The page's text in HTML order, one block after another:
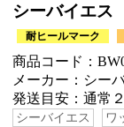
シーバイエ
耐ヒールマーク
商品コード：
メーカー：シー
発送目安：通常
シーバイエス ワ